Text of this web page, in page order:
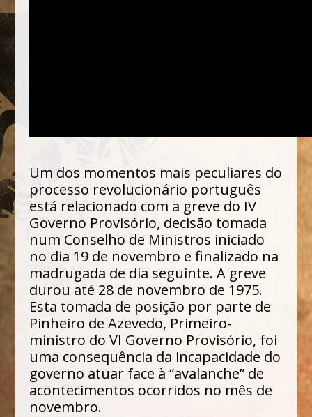
Um dos momentos mais peculiares do
processo revolucionário português
está relacionado com a greve do IV
Governo Provisório, decisão tomada
num Conselho de Ministros iniciado
no dia 19 de novembro e finalizado na
madrugada de dia seguinte. A greve
durou até 28 de novembro de 1975.
Esta tomada de posição por parte de
Pinheiro de Azevedo, Primeiro-
ministro do VI Governo Provisório, foi
uma consequência da incapacidade do
governo atuar face à “avalanche” de
acontecimentos ocorridos no mês de
novembro.